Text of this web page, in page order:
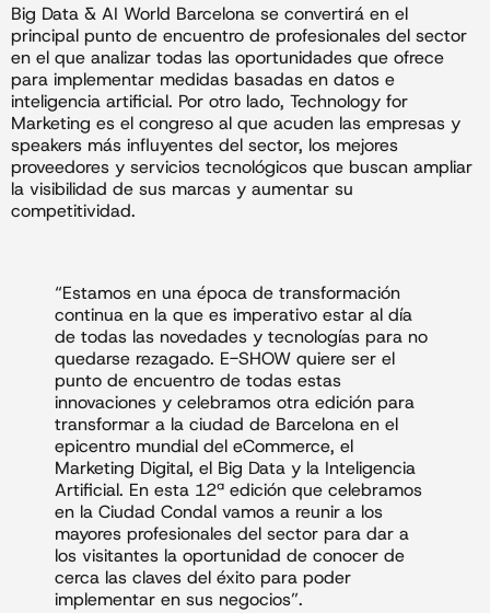
Big Data & AI World Barcelona se convertirá en el
principal punto de encuentro de profesionales del sector
en el que analizar todas las oportunidades que ofrece
para implementar medidas basadas en datos e
inteligencia artificial. Por otro lado, Technology for
Marketing es el congreso al que acuden las empresas y
speakers más influyentes del sector, los mejores
proveedores y servicios tecnológicos que buscan ampliar
la visibilidad de sus marcas y aumentar su
competitividad.
“Estamos en una época de transformación
continua en la que es imperativo estar al día
de todas las novedades y tecnologías para no
quedarse rezagado. E-SHOW quiere ser el
punto de encuentro de todas estas
innovaciones y celebramos otra edición para
transformar a la ciudad de Barcelona en el
epicentro mundial del eCommerce, el
Marketing Digital, el Big Data y la Inteligencia
Artificial. En esta 12ª edición que celebramos
en la Ciudad Condal vamos a reunir a los
mayores profesionales del sector para dar a
los visitantes la oportunidad de conocer de
cerca las claves del éxito para poder
implementar en sus negocios”.